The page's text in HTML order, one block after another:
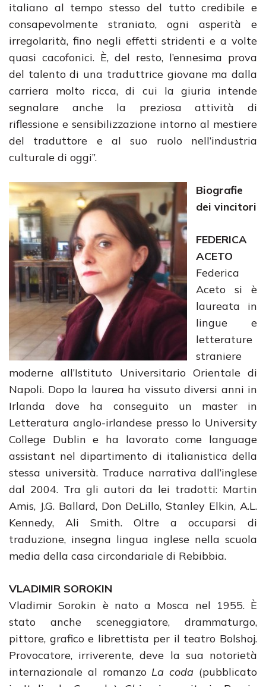
italiano al tempo stesso del tutto credibile e
consapevolmente straniato, ogni asperità e
irregolarità, fino negli effetti stridenti e a volte
quasi cacofonici. È, del resto, l’ennesima prova
del talento di una traduttrice giovane ma dalla
carriera molto ricca, di cui la giuria intende
segnalare anche la preziosa attività di
riflessione e sensibilizzazione intorno al mestiere
del traduttore e al suo ruolo nell’industria
culturale di oggi”.
Biografie
dei vincitori
FEDERICA
ACETO
Federica
Aceto si è
laureata in
lingue e
letterature
straniere
moderne all’Istituto Universitario Orientale di
Napoli. Dopo la laurea ha vissuto diversi anni in
Irlanda dove ha conseguito un master in
Letteratura anglo-irlandese presso lo University
College Dublin e ha lavorato come language
assistant nel dipartimento di italianistica della
stessa università. Traduce narrativa dall’inglese
dal 2004. Tra gli autori da lei tradotti: Martin
Amis, J.G. Ballard, Don DeLillo, Stanley Elkin, A.L.
Kennedy, Ali Smith. Oltre a occuparsi di
traduzione, insegna lingua inglese nella scuola
media della casa circondariale di Rebibbia.
VLADIMIR SOROKIN
Vladimir Sorokin è nato a Mosca nel 1955. È
stato anche sceneggiatore, drammaturgo,
pittore, grafico e librettista per il teatro Bolshoj.
Provocatore, irriverente, deve la sua notorietà
internazionale al romanzo La coda (pubblicato